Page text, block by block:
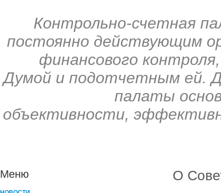
Контрольно-счетная
постоянно действующим
финансового
Думой и подотчетным ей.
палаты
объективности,
Меню О